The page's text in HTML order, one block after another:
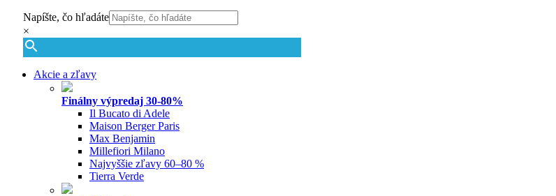
Napíšte, čo hľadáte
×
Akcie a zľavy
Finálny výpredaj 30-80%
Il Bucato di Adele
Maison Berger Paris
Max Benjamin
Millefiori Milano
Najvyššie zľavy 60–80 %
Tierra Verde